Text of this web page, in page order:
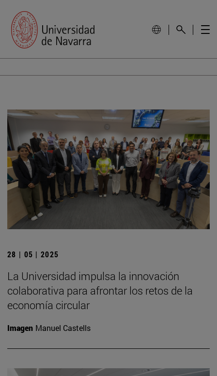
28 | 05 | 2025
La Universidad impulsa la innovación
colaborativa para afrontar los retos de la
economía circular
Imagen Manuel Castells